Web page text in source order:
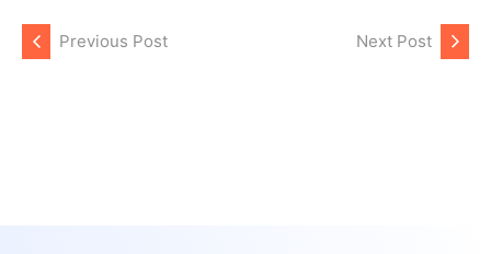
Previous Post Next Post